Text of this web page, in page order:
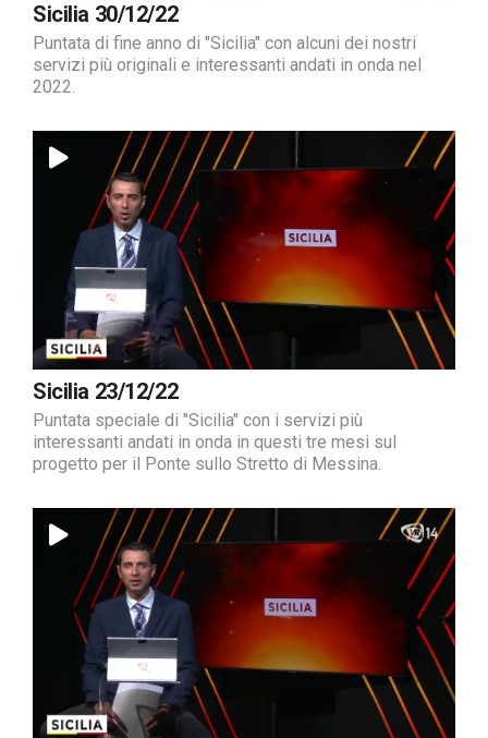
Sicilia 30/12/22
Puntata di fine anno di "Sicilia" con alcuni dei nostri
servizi più originali e interessanti andati in onda nel
2022.
Sicilia 23/12/22
Puntata speciale di "Sicilia" con i servizi più
interessanti andati in onda in questi tre mesi sul
progetto per il Ponte sullo Stretto di Messina.